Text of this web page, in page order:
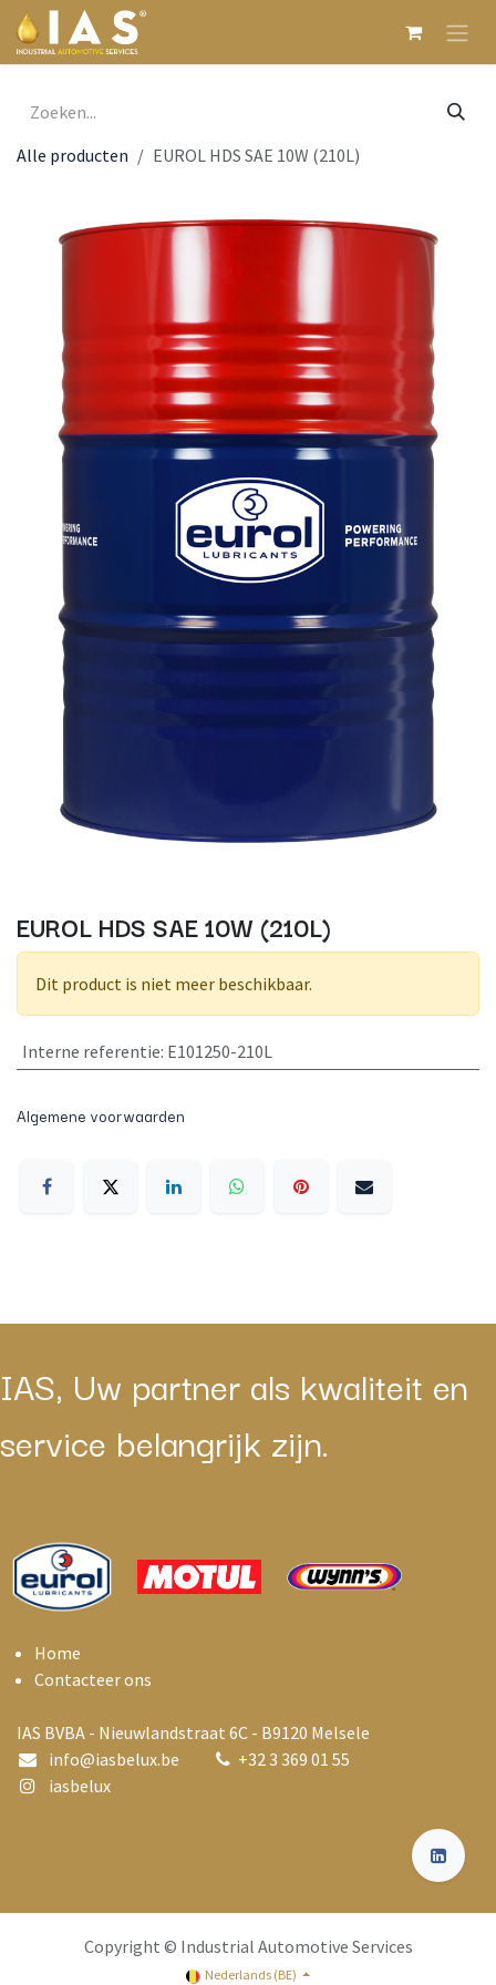
Overslaan naar inhoud
Alle producten EUROL HDS SAE 10W (210L)
EUROL HDS SAE 10W (210L)
Dit product is niet meer beschikbaar.
Interne referentie: E101250-210L
Algemene voorwaarden
IAS, Uw partner als kwaliteit en
service belangrijk zijn.
Home
Contacteer ons
IAS BVBA - Nieuwlandstraat 6C - B9120 Melsele
info@iasbelux.be +32 3 369 01 55
iasbelux
Copyright © Industrial Automotive Services
Nederlands (BE)